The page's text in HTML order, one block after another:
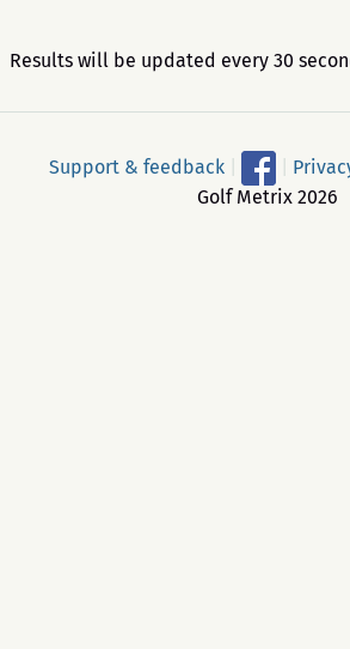
Results will be updated every 30
Support & feedback
Golf Metrix 2026